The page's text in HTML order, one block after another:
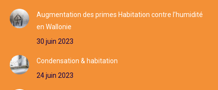
Augmentation des primes Habitation contre l’humidité
en Wallonie
30 juin 2023
Condensation & habitation
24 juin 2023